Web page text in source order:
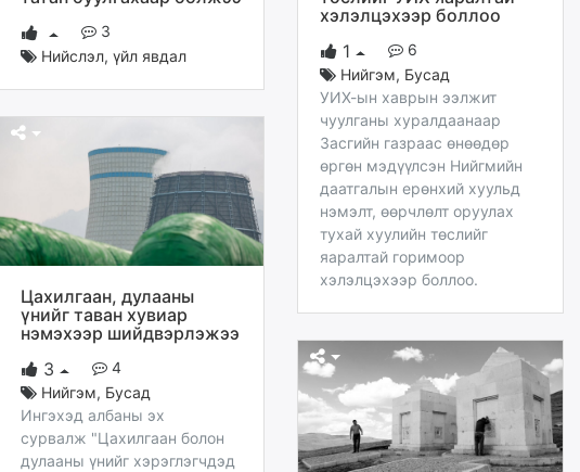
3
Нийслэл, үйл явдал
хэлэлцэхээр боллоо
1
6
Нийгэм, Бусад
УИХ-ын хаврын ээлжит
чуулганы хуралдаанаар
Засгийн газраас өнөөдөр
өргөн мэдүүлсэн Нийгмийн
даатгалын ерөнхий хуульд
нэмэлт, өөрчлөлт оруулах
тухай хуулийн төслийг
яаралтай горимоор
хэлэлцэхээр боллоо.
Цахилгаан, дулааны
үнийг таван хувиар
нэмэхээр шийдвэрлэжээ
3
4
Нийгэм, Бусад
Ингэхэд албаны эх
сурвалж "Цахилгаан болон
дулааны үнийг хэрэглэгчдэд